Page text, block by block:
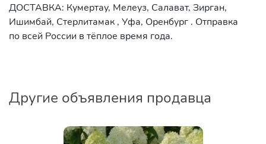
ДОСТАВКА: Кумертау, Мелеуз, Салават, Зирган,
Ишимбай, Стерлитамак , Уфа, Оренбург . Отправка
по всей России в тёплое время года.
Другие объявления продавца